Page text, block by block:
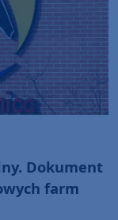
Dokument
farm